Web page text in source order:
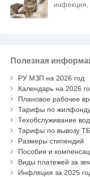
Полезная
РУ МЗП на 2026 год
Календарь на 2026
Плановое рабочее
Тарифы по
Техобслуживание
Тарифы по вывозу
Размеры стипендий
Пособия и
Виды платежей за
Инфляция за 2025